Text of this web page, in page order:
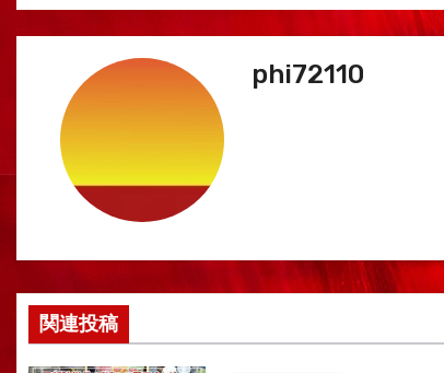
稿
ビ
ゲ
シ
ョ
ン
phi72110
関連投稿